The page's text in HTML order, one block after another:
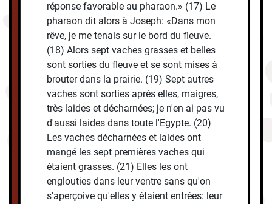
réponse favorable au pharaon.» (17) Le
pharaon dit alors à Joseph: «Dans mon
rêve, je me tenais sur le bord du fleuve.
(18) Alors sept vaches grasses et belles
sont sorties du fleuve et se sont mises à
brouter dans la prairie. (19) Sept autres
vaches sont sorties après elles, maigres,
très laides et décharnées; je n'en ai pas vu
d'aussi laides dans toute l'Egypte. (20)
Les vaches décharnées et laides ont
mangé les sept premières vaches qui
étaient grasses. (21) Elles les ont
englouties dans leur ventre sans qu'on
s'aperçoive qu'elles y étaient entrées: leur